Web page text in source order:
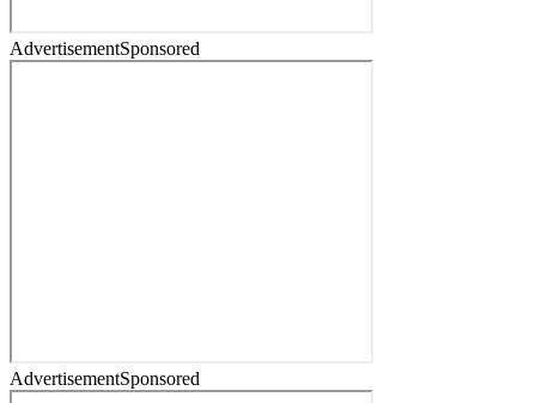
AdvertisementSponsored
AdvertisementSponsored